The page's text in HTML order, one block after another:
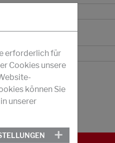
erforderlich für
Cookies unsere
können Sie
unserer